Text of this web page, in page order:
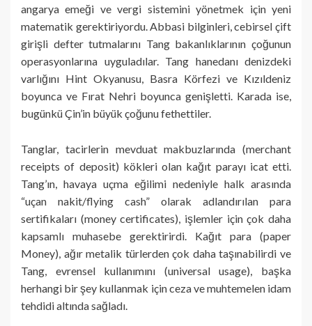
angarya emeği ve vergi sistemini yönetmek için yeni
matematik gerektiriyordu. Abbasi bilginleri, cebirsel çift
girişli defter tutmalarını Tang bakanlıklarının çoğunun
operasyonlarına uyguladılar. Tang hanedanı denizdeki
varlığını Hint Okyanusu, Basra Körfezi ve Kızıldeniz
boyunca ve Fırat Nehri boyunca genişletti. Karada ise,
bugünkü Çin’in büyük çoğunu fethettiler.
Tanglar, tacirlerin mevduat makbuzlarında (merchant
receipts of deposit) kökleri olan kağıt parayı icat etti.
Tang’ın, havaya uçma eğilimi nedeniyle halk arasında
“uçan nakit/flying cash” olarak adlandırılan para
sertifikaları (money certificates), işlemler için çok daha
kapsamlı muhasebe gerektirirdi. Kağıt para (paper
Money), ağır metalik türlerden çok daha taşınabilirdi ve
Tang, evrensel kullanımını (universal usage), başka
herhangi bir şey kullanmak için ceza ve muhtemelen idam
tehdidi altında sağladı.